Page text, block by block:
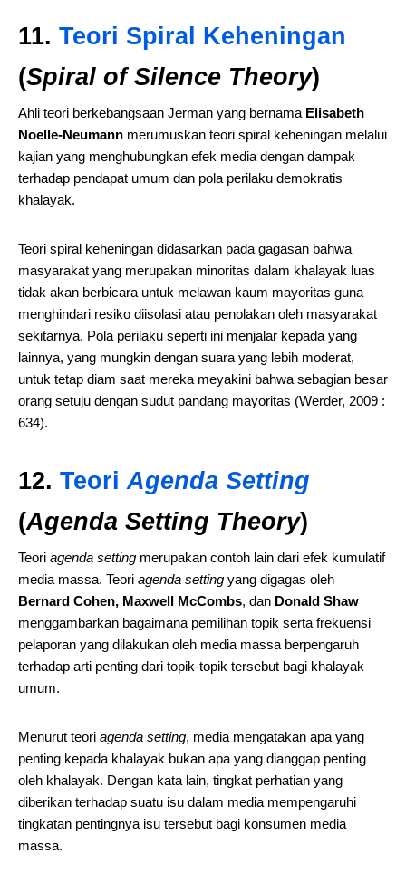
11. Teori Spiral Keheningan
(Spiral of Silence Theory)
Ahli teori berkebangsaan Jerman yang bernama Elisabeth
Noelle-Neumann merumuskan teori spiral keheningan melalui
kajian yang menghubungkan efek media dengan dampak
terhadap pendapat umum dan pola perilaku demokratis
khalayak.
Teori spiral keheningan didasarkan pada gagasan bahwa
masyarakat yang merupakan minoritas dalam khalayak luas
tidak akan berbicara untuk melawan kaum mayoritas guna
menghindari resiko diisolasi atau penolakan oleh masyarakat
sekitarnya. Pola perilaku seperti ini menjalar kepada yang
lainnya, yang mungkin dengan suara yang lebih moderat,
untuk tetap diam saat mereka meyakini bahwa sebagian besar
orang setuju dengan sudut pandang mayoritas (Werder, 2009 :
634).
12. TeoriAgenda Setting
(Agenda Setting Theory)
Teori agenda setting merupakan contoh lain dari efek kumulatif
media massa. Teori agenda setting yang digagas oleh
Bernard Cohen, Maxwell McCombs, dan Donald Shaw
menggambarkan bagaimana pemilihan topik serta frekuensi
pelaporan yang dilakukan oleh media massa berpengaruh
terhadap arti penting dari topik-topik tersebut bagi khalayak
umum.
Menurut teori agenda setting, media mengatakan apa yang
penting kepada khalayak bukan apa yang dianggap penting
oleh khalayak. Dengan kata lain, tingkat perhatian yang
diberikan terhadap suatu isu dalam media mempengaruhi
tingkatan pentingnya isu tersebut bagi konsumen media
massa.